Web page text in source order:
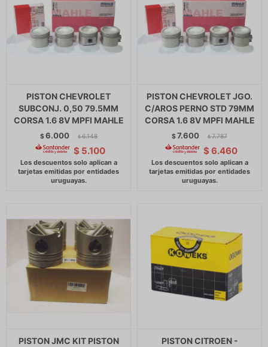
PISTON CHEVROLET
SUBCONJ. 0,50 79.5MM
CORSA 1.6 8V MPFI MAHLE
$6.000 $ 6.148
$ 5.100
PISTON CHEVROLET JGO.
C/AROS PERNO STD 79MM
CORSA 1.6 8V MPFI MAHLE
$7.600 $ 7.787
$ 6.460
PISTON JMC KIT PISTON
PISTON CITROEN -